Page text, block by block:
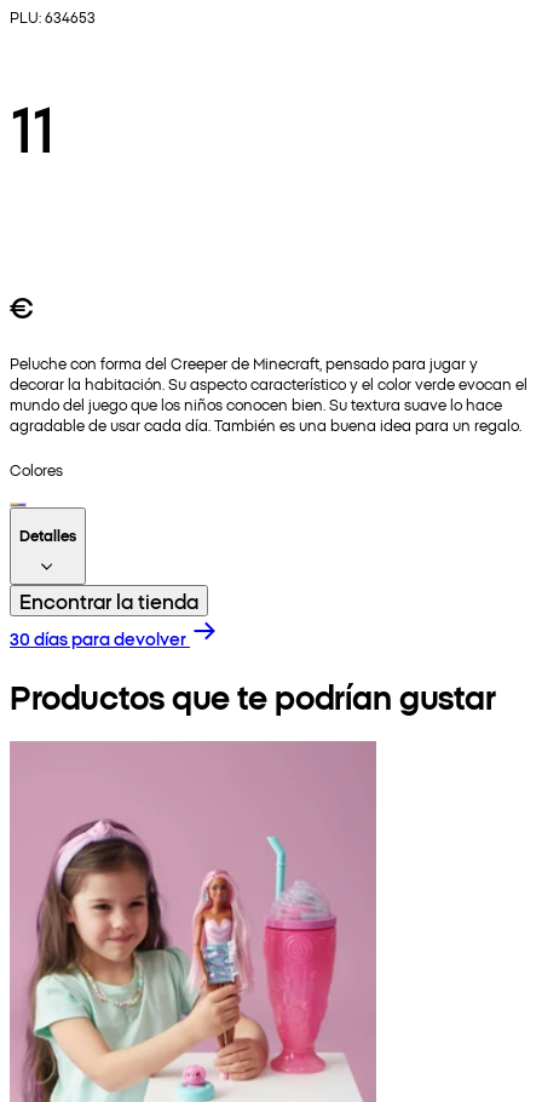
PLU: 634653
11
€
Peluche con forma del Creeper de Minecraft, pensado para jugar y
decorar la habitación. Su aspecto característico y el color verde evocan el
mundo del juego que los niños conocen bien. Su textura suave lo hace
agradable de usar cada día. También es una buena idea para un regalo.
Colores
Detalles
Encontrar la tienda
30 días para devolver
Productos que te podrían gustar